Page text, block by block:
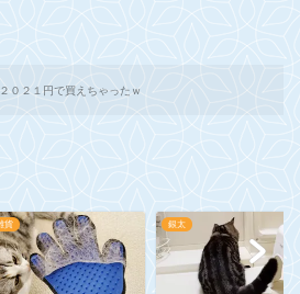
２０２１円で買えちゃったｗ
猫の雑貨